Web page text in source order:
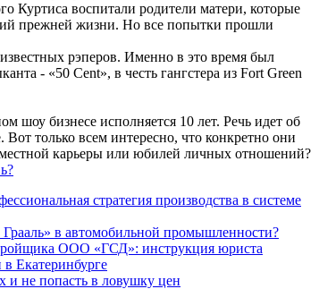
Куртиса воспитали родители матери, которые
прежней жизни. Но все попытки прошли
рэперов. Именно в это время был
- «50 Cent», в честь гангстера из Fort Green
шоу бизнесе исполняется 10 лет. Речь идет об
только всем интересно, что конкретно они
карьеры или юбилей личных отношений?
стратегия производства в системе
в автомобильной промышленности?
ООО «ГСД»: инструкция юриста
Екатеринбурге
и не попасть в ловушку цен